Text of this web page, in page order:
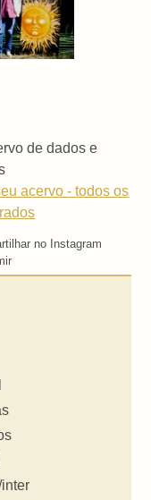
de dados e
acervo - todos os
no Instagram